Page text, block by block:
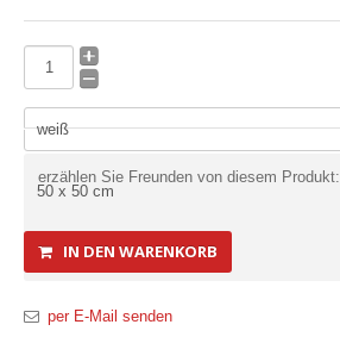
IN DEN WARENKORB
erzählen Sie Freunden von diesem Produkt:
per E-Mail senden